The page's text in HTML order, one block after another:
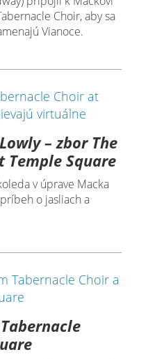
Choir, aby sa
Vianoce.
– zbor The
Temple Square
v úprave Macka
o jasliach a